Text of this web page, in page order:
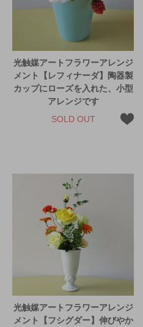
光触媒アートフラワーアレンジ
メント【レフィナーダ】陶器製
カップにローズを入れた、小型
アレンジです
SOLD OUT
光触媒アートフラワーアレンジ
メント【フシグダー】伸びやか